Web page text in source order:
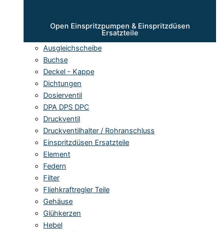
Open Einspritzpumpen & Einspritzdüsen
Ersatzteile
Ausgleichscheibe
Buchse
Deckel - Kappe
Dichtungen
Dosierventil
DPA DPS DPC
Druckventil
Druckventilhalter / Rohranschluss
Einspritzdüsen Ersatzteile
Element
Federn
Filter
Fliehkraftregler Teile
Gehäuse
Glühkerzen
Hebel